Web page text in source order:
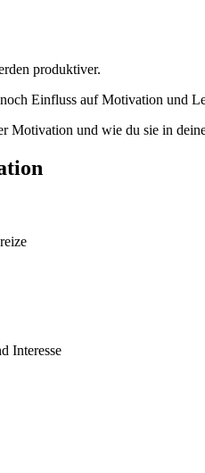
produktiver.
Einfluss auf Motivation und
Motivation und wie du sie in
Interesse